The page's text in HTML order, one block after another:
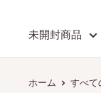
る
未開封商品
ホーム すべて